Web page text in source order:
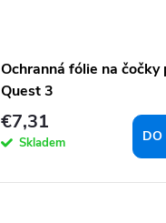
Ochranná fólie na čočky
Quest 3
€7,31
Skladem DO